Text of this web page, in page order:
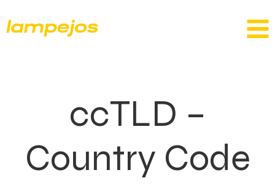
ccTLD –
Country Code